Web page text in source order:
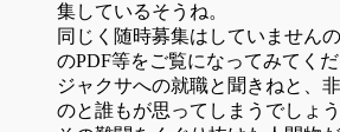
集しているそうね。
同じく随時募集はしていません
のPDF等をご覧になってみてくだ
ジャクサへの就職と聞きねと、
のと誰もが思ってしまうでしょう